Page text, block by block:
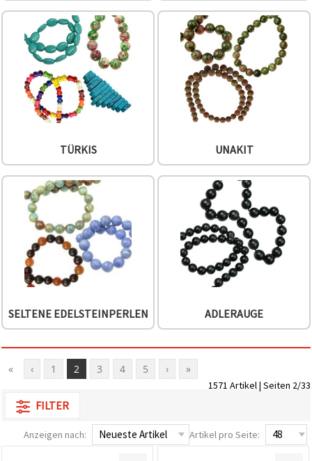
TÜRKIS UNAKIT
SELTENE EDELSTEINPERLEN ADLERAUGE
« ‹ 1 2 3 4 5 › »
1571 Artikel | Seiten 2/33
FILTER
Anzeigen nach: Artikel pro Seite: